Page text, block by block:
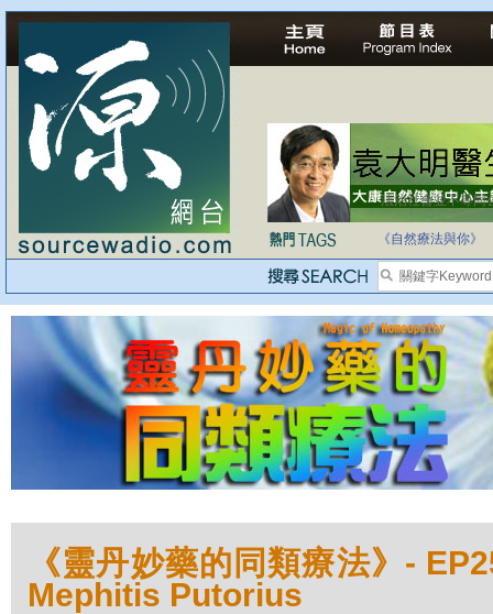
法治社會並不等同
自家教育合法化-
《自然療法與你》
《靈丹妙藥的同類療法》-
Mephitis Putorius